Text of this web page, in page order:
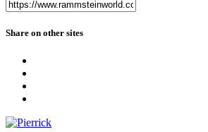
Share on other sites